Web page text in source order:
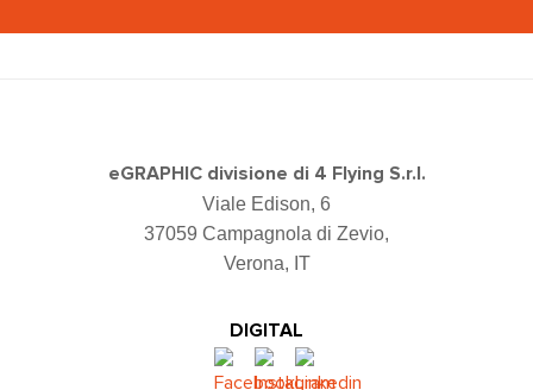
eGRAPHIC divisione di 4 Flying S.r.l.
Viale Edison, 6
37059 Campagnola di Zevio,
Verona, IT
DIGITAL